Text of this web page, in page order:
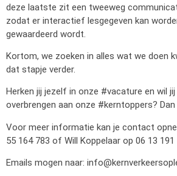
deze laatste zit een tweeweg
zodat er interactief lesgegeven kan
gewaardeerd wordt.
Kortom, we zoeken in alles wat we doen
dat stapje verder.
Herken jij jezelf in onze #vacature en wil
overbrengen aan onze #kerntoppers?
Voor meer informatie kan je contact
55 164 783 of Will Koppelaar op 06 13 191
Emails mogen naar: